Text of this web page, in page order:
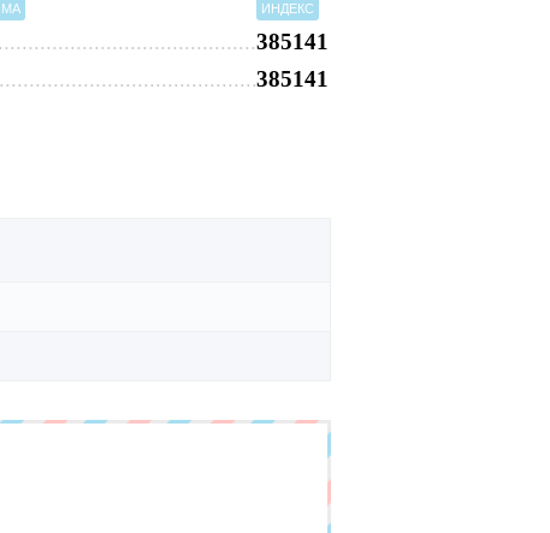
ИНДЕКС
385141
385141